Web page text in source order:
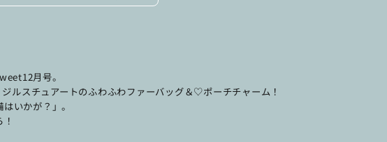
月号。
スチュアートのふわふわファーバッグ＆♡ポーチチャーム ！
いかが？」。